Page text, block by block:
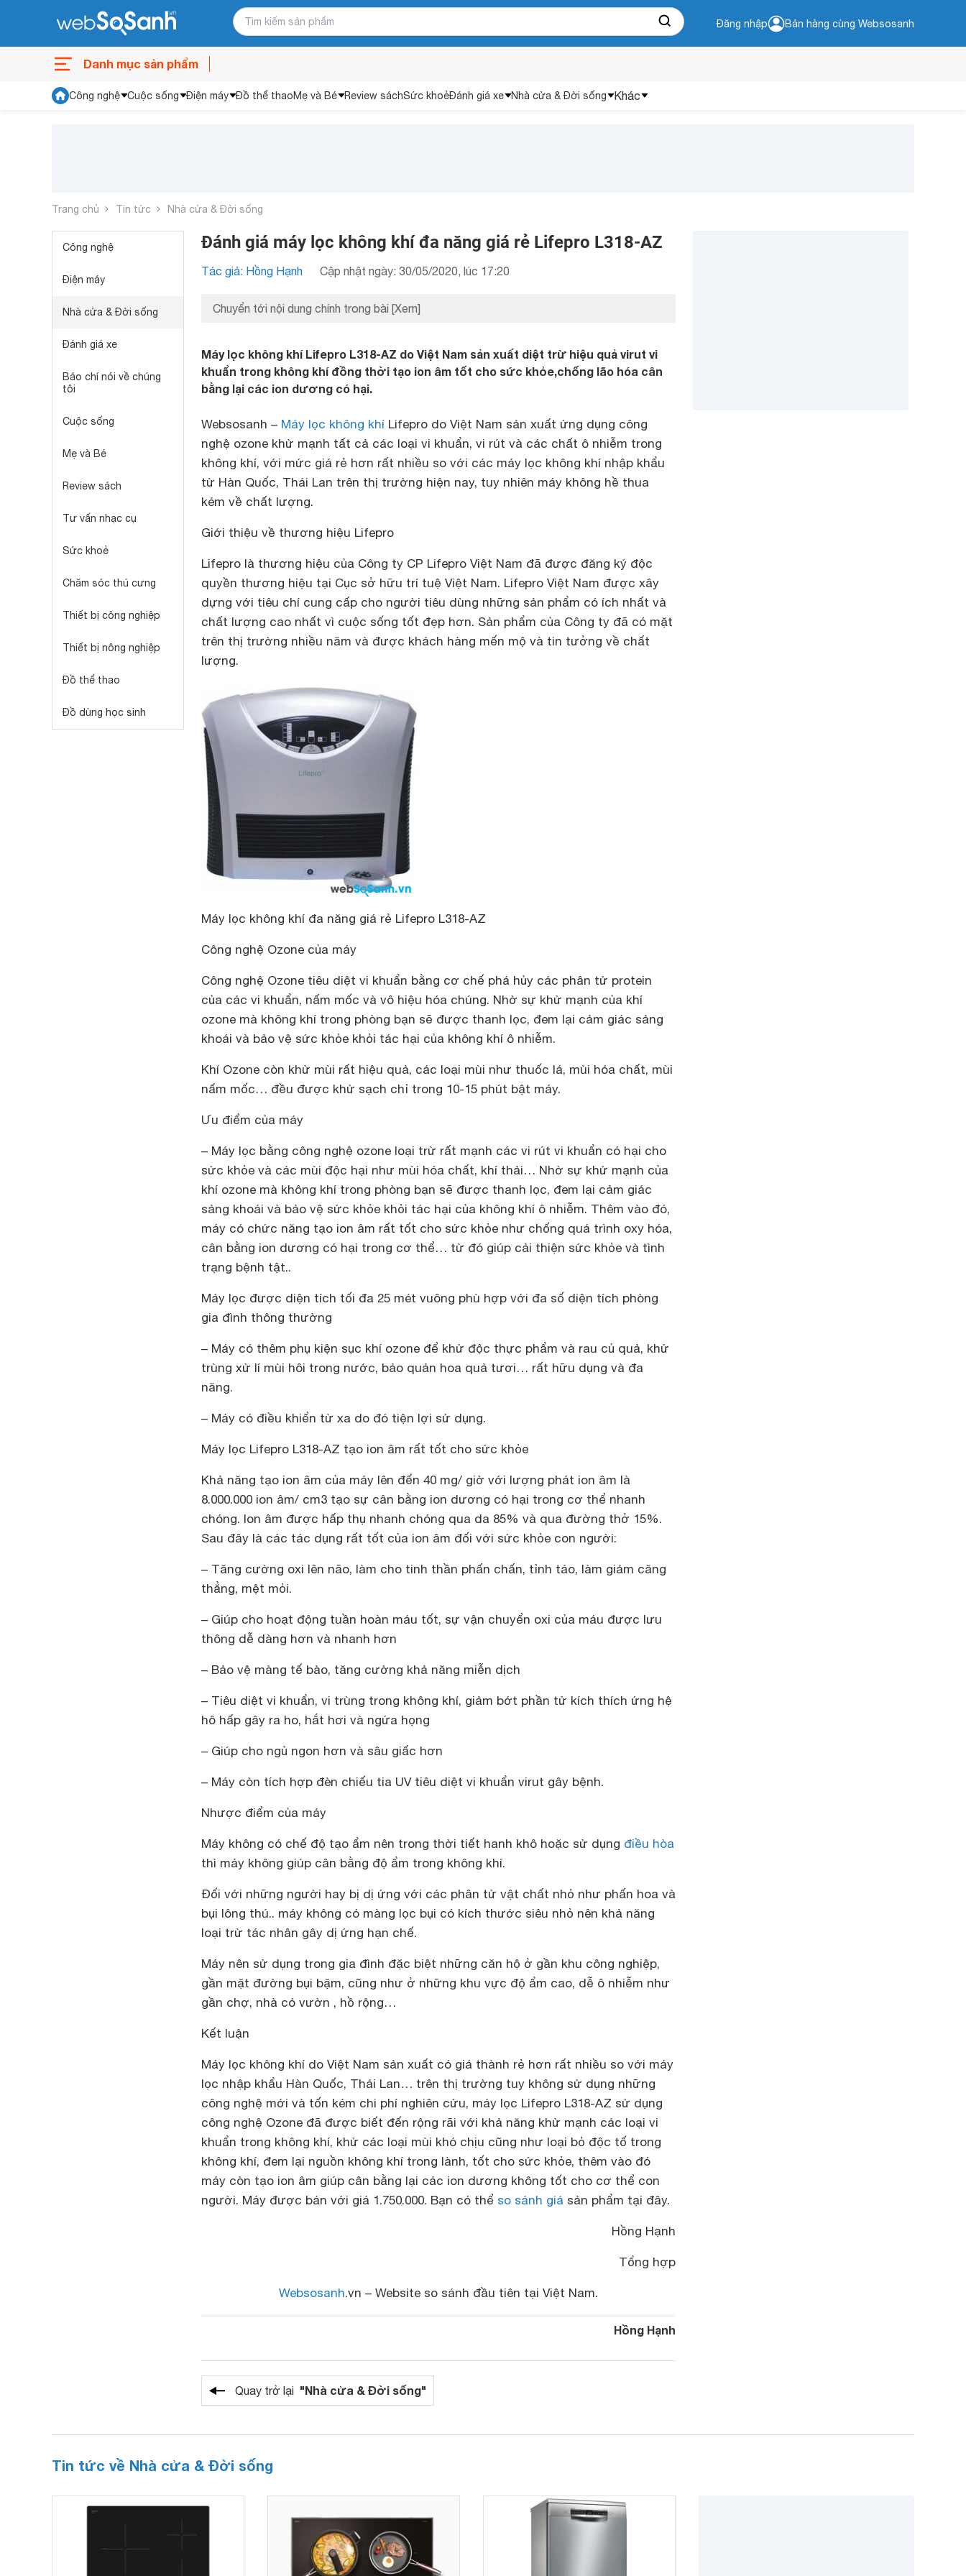
Đăng nhập Bán hàng cùng Websosanh
Danh mục sản phẩm
Công nghệ Cuộc sống Điện máy Đồ thể thaoMẹ và Bé Review sáchSức khoẻĐánh giá xe Nhà cửa & Đời sống Khác
Trang chủ Tin tức Nhà cửa & Đời sống
Công nghệ
Điện máy
Nhà cửa & Đời sống
Đánh giá xe
Báo chí nói về chúng
tôi
Cuộc sống
Mẹ và Bé
Review sách
Tư vấn nhạc cụ
Sức khoẻ
Chăm sóc thú cưng
Thiết bị công nghiệp
Thiết bị nông nghiệp
Đồ thể thao
Đồ dùng học sinh
Đánh giá máy lọc không khí đa năng giá rẻ Lifepro L318-AZ
Tác giả: Hồng Hạnh Cập nhật ngày: 30/05/2020, lúc 17:20
Chuyển tới nội dung chính trong bài [Xem]
Máy lọc không khí Lifepro L318-AZ do Việt Nam sản xuất diệt trừ hiệu quả virut vi
khuẩn trong không khí đồng thời tạo ion âm tốt cho sức khỏe,chống lão hóa cân
bằng lại các ion dương có hại.
Websosanh – Máy lọc không khí Lifepro do Việt Nam sản xuất ứng dụng công
nghệ ozone khử mạnh tất cả các loại vi khuẩn, vi rút và các chất ô nhiễm trong
không khí, với mức giá rẻ hơn rất nhiều so với các máy lọc không khí nhập khẩu
từ Hàn Quốc, Thái Lan trên thị trường hiện nay, tuy nhiên máy không hề thua
kém về chất lượng.
Giới thiệu về thương hiệu Lifepro
Lifepro là thương hiệu của Công ty CP Lifepro Việt Nam đã được đăng ký độc
quyền thương hiệu tại Cục sở hữu trí tuệ Việt Nam. Lifepro Việt Nam được xây
dựng với tiêu chí cung cấp cho người tiêu dùng những sản phẩm có ích nhất và
chất lượng cao nhất vì cuộc sống tốt đẹp hơn. Sản phẩm của Công ty đã có mặt
trên thị trường nhiều năm và được khách hàng mến mộ và tin tưởng về chất
lượng.
Máy lọc không khí đa năng giá rẻ Lifepro L318-AZ
Công nghệ Ozone của máy
Công nghệ Ozone tiêu diệt vi khuẩn bằng cơ chế phá hủy các phân tử protein
của các vi khuẩn, nấm mốc và vô hiệu hóa chúng. Nhờ sự khử mạnh của khí
ozone mà không khí trong phòng bạn sẽ được thanh lọc, đem lại cảm giác sảng
khoái và bảo vệ sức khỏe khỏi tác hại của không khí ô nhiễm.
Khí Ozone còn khử mùi rất hiệu quả, các loại mùi như thuốc lá, mùi hóa chất, mùi
nấm mốc… đều được khử sạch chỉ trong 10-15 phút bật máy.
Ưu điểm của máy
– Máy lọc bằng công nghệ ozone loại trừ rất mạnh các vi rút vi khuẩn có hại cho
sức khỏe và các mùi độc hại như mùi hóa chất, khí thải… Nhờ sự khử mạnh của
khí ozone mà không khí trong phòng bạn sẽ được thanh lọc, đem lại cảm giác
sảng khoái và bảo vệ sức khỏe khỏi tác hại của không khí ô nhiễm. Thêm vào đó,
máy có chức năng tạo ion âm rất tốt cho sức khỏe như chống quá trình oxy hóa,
cân bằng ion dương có hại trong cơ thể… từ đó giúp cải thiện sức khỏe và tình
trạng bệnh tật..
Máy lọc được diện tích tối đa 25 mét vuông phù hợp với đa số diện tích phòng
gia đình thông thường
– Máy có thêm phụ kiện sục khí ozone để khử độc thực phẩm và rau củ quả, khử
trùng xử lí mùi hôi trong nước, bảo quản hoa quả tươi… rất hữu dụng và đa
năng.
– Máy có điều khiển từ xa do đó tiện lợi sử dụng.
Máy lọc Lifepro L318-AZ tạo ion âm rất tốt cho sức khỏe
Khả năng tạo ion âm của máy lên đến 40 mg/ giờ với lượng phát ion âm là
8.000.000 ion âm/ cm3 tạo sự cân bằng ion dương có hại trong cơ thể nhanh
chóng. Ion âm được hấp thụ nhanh chóng qua da 85% và qua đường thở 15%.
Sau đây là các tác dụng rất tốt của ion âm đối với sức khỏe con người:
– Tăng cường oxi lên não, làm cho tinh thần phấn chấn, tỉnh táo, làm giảm căng
thẳng, mệt mỏi.
– Giúp cho hoạt động tuần hoàn máu tốt, sự vận chuyển oxi của máu được lưu
thông dễ dàng hơn và nhanh hơn
– Bảo vệ màng tế bào, tăng cường khả năng miễn dịch
– Tiêu diệt vi khuẩn, vi trùng trong không khí, giảm bớt phần tử kích thích ứng hệ
hô hấp gây ra ho, hắt hơi và ngứa họng
– Giúp cho ngủ ngon hơn và sâu giấc hơn
– Máy còn tích hợp đèn chiếu tia UV tiêu diệt vi khuẩn virut gây bệnh.
Nhược điểm của máy
Máy không có chế độ tạo ẩm nên trong thời tiết hanh khô hoặc sử dụng điều hòa
thì máy không giúp cân bằng độ ẩm trong không khí.
Đối với những người hay bị dị ứng với các phân tử vật chất nhỏ như phấn hoa và
bụi lông thú.. máy không có màng lọc bụi có kích thước siêu nhỏ nên khả năng
loại trừ tác nhân gây dị ứng hạn chế.
Máy nên sử dụng trong gia đình đặc biệt những căn hộ ở gần khu công nghiệp,
gần mặt đường bụi bặm, cũng như ở những khu vực độ ẩm cao, dễ ô nhiễm như
gần chợ, nhà có vườn , hồ rộng…
Kết luận
Máy lọc không khí do Việt Nam sản xuất có giá thành rẻ hơn rất nhiều so với máy
lọc nhập khẩu Hàn Quốc, Thái Lan… trên thị trường tuy không sử dụng những
công nghệ mới và tốn kém chi phí nghiên cứu, máy lọc Lifepro L318-AZ sử dụng
công nghệ Ozone đã được biết đến rộng rãi với khả năng khử mạnh các loại vi
khuẩn trong không khí, khử các loại mùi khó chịu cũng như loại bỏ độc tố trong
không khí, đem lại nguồn không khí trong lành, tốt cho sức khỏe, thêm vào đó
máy còn tạo ion âm giúp cân bằng lại các ion dương không tốt cho cơ thể con
người. Máy được bán với giá 1.750.000. Bạn có thể so sánh giá sản phẩm tại đây.
Hồng Hạnh
Tổng hợp
Websosanh.vn – Website so sánh đầu tiên tại Việt Nam.
Hồng Hạnh
Quay trở lại "Nhà cửa & Đời sống"
Tin tức về Nhà cửa & Đời sống